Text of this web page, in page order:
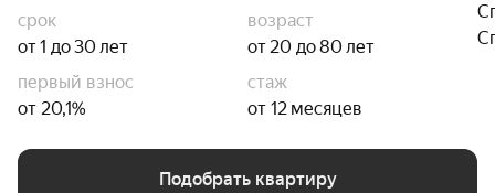
срок
от 1 до 30 лет
возраст
от 20 до 80 лет
первый взнос
от 20,1%
стаж
от 12 месяцев
Подобрать квартиру